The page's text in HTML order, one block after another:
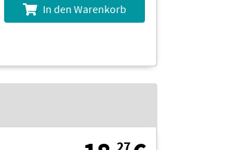
In den Warenkorb
27